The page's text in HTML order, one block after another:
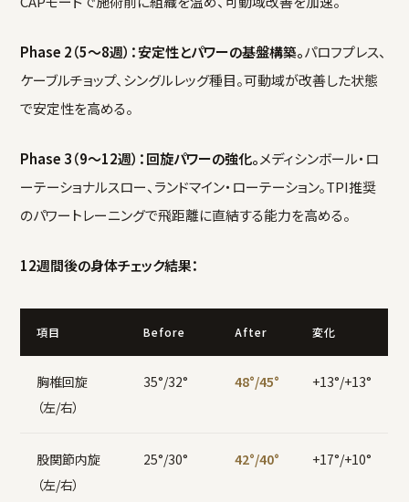
Phase 2（5〜8週）：安定性とパワーの基盤構築。パロフプレス、
ケーブルチョップ、シングルレッグ種目。可動域が改善した状態
で安定性を高める。
Phase 3（9〜12週）：回旋パワーの強化。メディシンボール・ロ
ーテーショナルスロー、ランドマイン・ローテーション。TPI推奨
のパワートレーニングで飛距離に直結する能力を高める。
12週間後の身体チェック結果：
項目 Before After 変化
胸椎回旋
（左/右）
35°/32° 48°/45° +13°/+13°
股関節内旋
（左/右）
25°/30° 42°/40° +17°/+10°